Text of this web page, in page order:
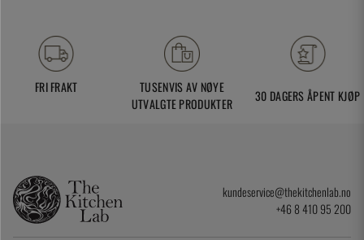
FRI FRAKT
TUSENVIS AV NØYE
UTVALGTE PRODUKTER
30 DAGERS ÅPENT KJØP
kundeservice@thekitchenlab.no
+46 8 410 95 200